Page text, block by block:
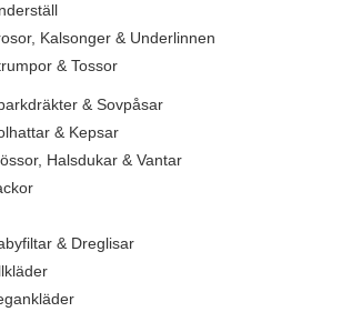
Kalsonger & Underlinnen
& Tossor
& Sovpåsar
& Kepsar
Halsdukar & Vantar
& Dreglisar